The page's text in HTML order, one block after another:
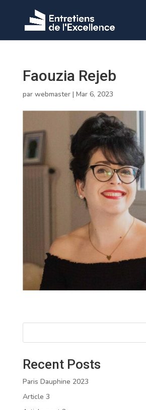
Faouzia Rejeb
par webmaster| Mar 6, 2023
Recent Posts
Paris Dauphine 2023
Article 3